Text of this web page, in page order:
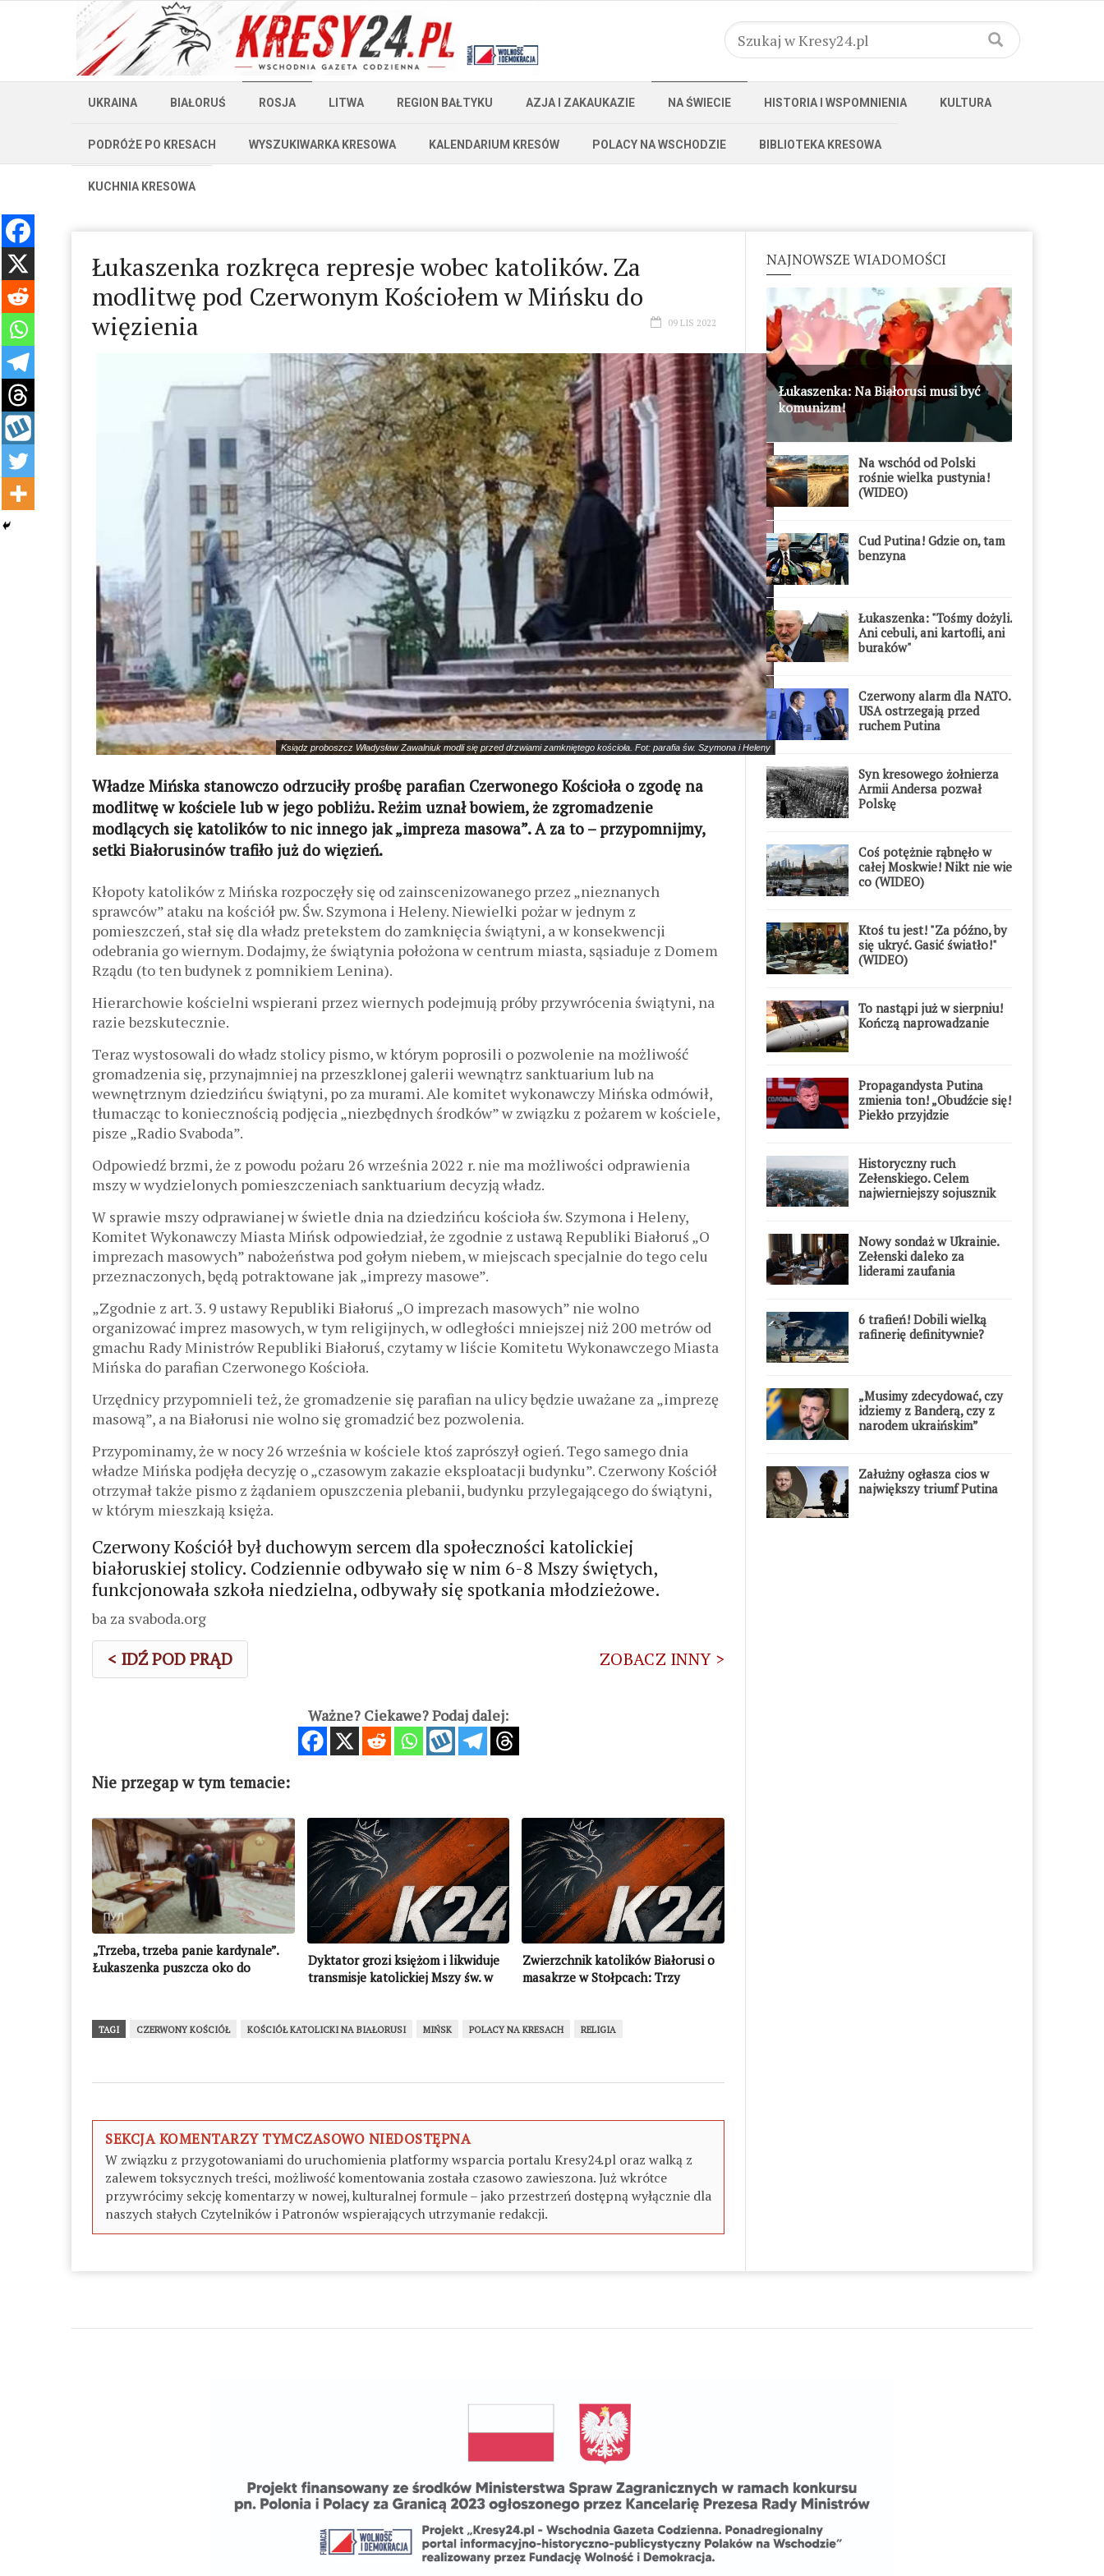
UKRAINA BIAŁORUŚ ROSJA LITWA REGION BAŁTYKU AZJA I ZAKAUKAZIE NA ŚWIECIE HISTORIA I WSPOMNIENIA KULTURA
PODRÓŻE PO KRESACH WYSZUKIWARKA KRESOWA KALENDARIUM KRESÓW POLACY NA WSCHODZIE BIBLIOTEKA KRESOWA
KUCHNIA KRESOWA
Łukaszenka rozkręca represje wobec katolików. Za
modlitwę pod Czerwonym Kościołem w Mińsku do
więzienia
09 LIS 2022
Ksiądz proboszcz Władysław Zawalniuk modli się przed drzwiami zamkniętego kościoła. Fot: parafia św. Szymona i Heleny
Władze Mińska stanowczo odrzuciły prośbę parafian Czerwonego Kościoła o zgodę na
modlitwę w kościele lub w jego pobliżu. Reżim uznał bowiem, że zgromadzenie
modlących się katolików to nic innego jak „impreza masowa”. A za to – przypomnijmy,
setki Białorusinów trafiło już do więzień.
Kłopoty katolików z Mińska rozpoczęły się od zainscenizowanego przez „nieznanych
sprawców” ataku na kościół pw. Św. Szymona i Heleny. Niewielki pożar w jednym z
pomieszczeń, stał się dla władz pretekstem do zamknięcia świątyni, a w konsekwencji
odebrania go wiernym. Dodajmy, że świątynia położona w centrum miasta, sąsiaduje z Domem
Rządu (to ten budynek z pomnikiem Lenina).
Hierarchowie kościelni wspierani przez wiernych podejmują próby przywrócenia świątyni, na
razie bezskutecznie.
Teraz wystosowali do władz stolicy pismo, w którym poprosili o pozwolenie na możliwość
gromadzenia się, przynajmniej na przeszklonej galerii wewnątrz sanktuarium lub na
wewnętrznym dziedzińcu świątyni, po za murami. Ale komitet wykonawczy Mińska odmówił,
tłumacząc to koniecznością podjęcia „niezbędnych środków” w związku z pożarem w kościele,
pisze „Radio Svaboda”.
Odpowiedź brzmi, że z powodu pożaru 26 września 2022 r. nie ma możliwości odprawienia
mszy w wydzielonych pomieszczeniach sanktuarium decyzją władz.
W sprawie mszy odprawianej w świetle dnia na dziedzińcu kościoła św. Szymona i Heleny,
Komitet Wykonawczy Miasta Mińsk odpowiedział, że zgodnie z ustawą Republiki Białoruś „O
imprezach masowych” nabożeństwa pod gołym niebem, w miejscach specjalnie do tego celu
przeznaczonych, będą potraktowane jak „imprezy masowe”.
„Zgodnie z art. 3. 9 ustawy Republiki Białoruś „O imprezach masowych” nie wolno
organizować imprez masowych, w tym religijnych, w odległości mniejszej niż 200 metrów od
gmachu Rady Ministrów Republiki Białoruś, czytamy w liście Komitetu Wykonawczego Miasta
Mińska do parafian Czerwonego Kościoła.
Urzędnicy przypomnieli też, że gromadzenie się parafian na ulicy będzie uważane za „imprezę
masową”, a na Białorusi nie wolno się gromadzić bez pozwolenia.
Przypominamy, że w nocy 26 września w kościele ktoś zaprószył ogień. Tego samego dnia
władze Mińska podjęła decyzję o „czasowym zakazie eksploatacji budynku”. Czerwony Kościół
otrzymał także pismo z żądaniem opuszczenia plebanii, budynku przylegającego do świątyni,
w którym mieszkają księża.
Czerwony Kościół był duchowym sercem dla społeczności katolickiej
białoruskiej stolicy. Codziennie odbywało się w nim 6-8 Mszy świętych,
funkcjonowała szkoła niedzielna, odbywały się spotkania młodzieżowe.
ba za svaboda.org
< IDŹ POD PRĄD ZOBACZ INNY >
Ważne? Ciekawe? Podaj dalej:
Nie przegap w tym temacie:
„Trzeba, trzeba panie kardynale”.
Łukaszenka puszcza oko do
Dyktator grozi księżom i likwiduje
transmisje katolickiej Mszy św. w
Zwierzchnik katolików Białorusi o
masakrze w Stołpcach: Trzy
TAGI CZERWONY KOŚCIÓŁ KOŚCIÓŁ KATOLICKI NA BIAŁORUSI MIŃSK POLACY NA KRESACH RELIGIA
SEKCJA KOMENTARZY TYMCZASOWO NIEDOSTĘPNA
W związku z przygotowaniami do uruchomienia platformy wsparcia portalu Kresy24.pl oraz walką z
zalewem toksycznych treści, możliwość komentowania została czasowo zawieszona. Już wkrótce
przywrócimy sekcję komentarzy w nowej, kulturalnej formule – jako przestrzeń dostępną wyłącznie dla
naszych stałych Czytelników i Patronów wspierających utrzymanie redakcji.
NAJNOWSZE WIADOMOŚCI
Łukaszenka: Na Białorusi musi być
komunizm!
Na wschód od Polski
rośnie wielka pustynia!
(WIDEO)
Cud Putina! Gdzie on, tam
benzyna
Łukaszenka: "Tośmy dożyli.
Ani cebuli, ani kartofli, ani
buraków"
Czerwony alarm dla NATO.
USA ostrzegają przed
ruchem Putina
Syn kresowego żołnierza
Armii Andersa pozwał
Polskę
Coś potężnie rąbnęło w
całej Moskwie! Nikt nie wie
co (WIDEO)
Ktoś tu jest! "Za późno, by
się ukryć. Gasić światło!"
(WIDEO)
To nastąpi już w sierpniu!
Kończą naprowadzanie
Propagandysta Putina
zmienia ton! „Obudźcie się!
Piekło przyjdzie
Historyczny ruch
Zełenskiego. Celem
najwierniejszy sojusznik
Nowy sondaż w Ukrainie.
Zełenski daleko za
liderami zaufania
6 trafień! Dobili wielką
rafinerię definitywnie?
„Musimy zdecydować, czy
idziemy z Banderą, czy z
narodem ukraińskim”
Załużny ogłasza cios w
największy triumf Putina